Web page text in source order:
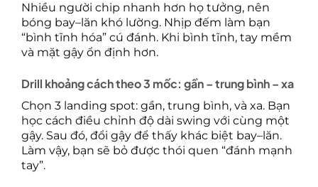
Nhiều người chip nhanh hơn họ tưởng, nên
bóng bay–lăn khó lường. Nhịp đếm làm bạn
“bình tĩnh hóa” cú đánh. Khi bình tĩnh, tay mềm
và mặt gậy ổn định hơn.
Drill khoảng cách theo 3 mốc: gần – trung bình – xa
Chọn 3 landing spot: gần, trung bình, và xa. Bạn
học cách điều chỉnh độ dài swing với cùng một
gậy. Sau đó, đổi gậy để thấy khác biệt bay–lăn.
Làm vậy, bạn sẽ bỏ được thói quen “đánh mạnh
tay”.